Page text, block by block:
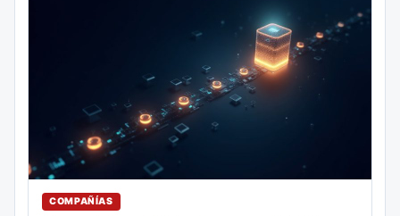
COMPAÑÍAS